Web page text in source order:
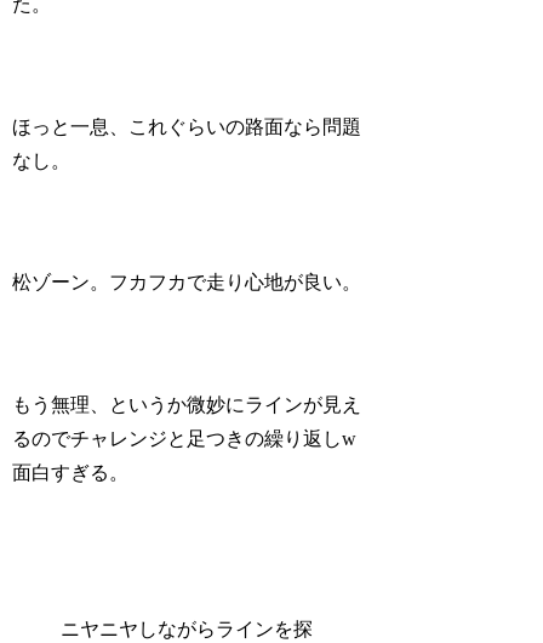
ほっと一息、これぐらいの路面なら問題
なし。
松ゾーン。フカフカで走り心地が良い。
もう無理、というか微妙にラインが見え
るのでチャレンジと足つきの繰り返しw
面白すぎる。
ニヤニヤしながらラインを探